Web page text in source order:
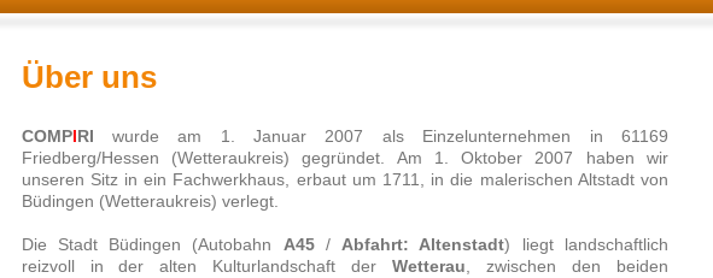
Über uns
COMPI RI
wurde am 1. Januar 2007 als Einzelunternehmen in 61169
Friedberg/Hessen (Wetteraukreis) gegründet. Am 1. Oktober 2007 haben wir
unseren Sitz in ein Fachwerkhaus, erbaut um 1711, in die malerischen Altstadt von
Büdingen (Wetteraukreis) verlegt.
Die Stadt Büdingen (Autobahn A45/Abfahrt: Altenstadt) liegt landschaftlich
reizvoll in der alten Kulturlandschaft derWetterau, zwischen den beiden